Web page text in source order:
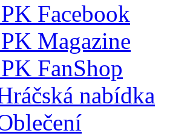
Facebook
Magazine
FanShop
nabídka